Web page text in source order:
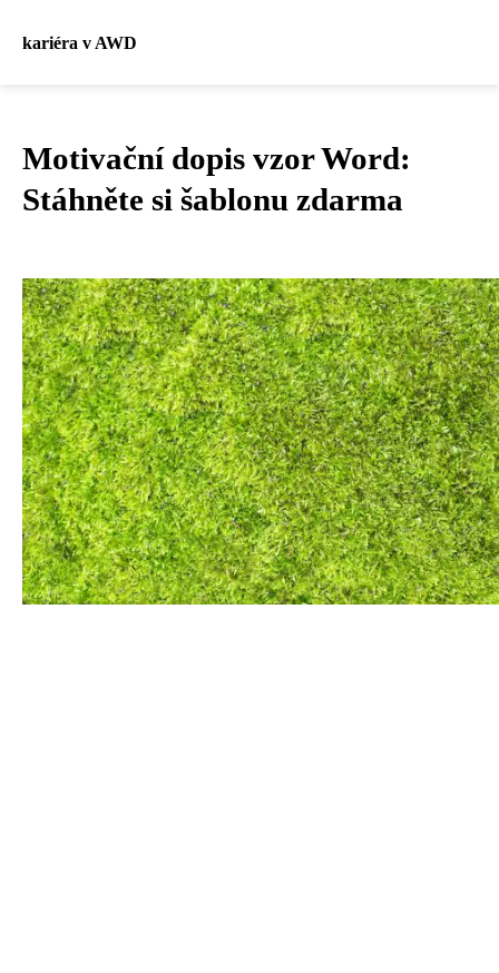
kariéra v AWD
Motivační dopis vzor Word:
Stáhněte si šablonu zdarma